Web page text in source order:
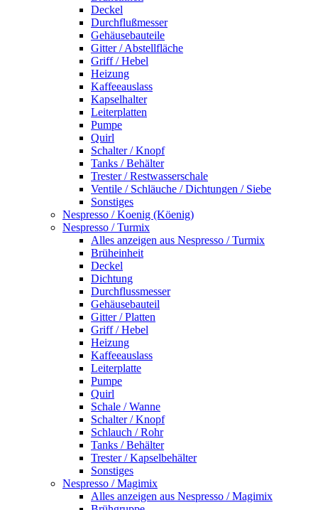
Deckel
Durchflußmesser
Gehäusebauteile
Gitter / Abstellfläche
Griff / Hebel
Heizung
Kaffeeauslass
Kapselhalter
Leiterplatten
Pumpe
Quirl
Schalter / Knopf
Tanks / Behälter
Trester / Restwasserschale
Ventile / Schläuche / Dichtungen / Siebe
Sonstiges
Nespresso / Koenig (Köenig)
Nespresso / Turmix
Alles anzeigen aus Nespresso / Turmix
Brüheinheit
Deckel
Dichtung
Durchflussmesser
Gehäusebauteil
Gitter / Platten
Griff / Hebel
Heizung
Kaffeeauslass
Leiterplatte
Pumpe
Quirl
Schale / Wanne
Schalter / Knopf
Schlauch / Rohr
Tanks / Behälter
Trester / Kapselbehälter
Sonstiges
Nespresso / Magimix
Alles anzeigen aus Nespresso / Magimix